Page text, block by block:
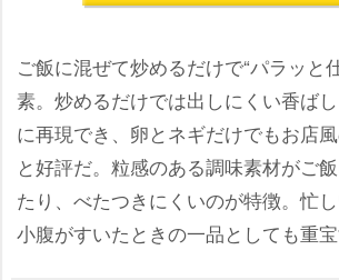
ご飯に混ぜて炒めるだけで“パラッと
素。炒めるだけでは出しにくい香ば
に再現でき、卵とネギだけでもお店
と好評だ。粒感のある調味素材がご
たり、べたつきにくいのが特徴。忙し
小腹がすいたときの一品としても重宝